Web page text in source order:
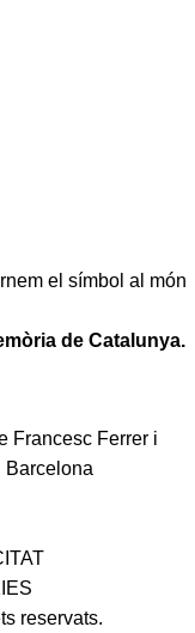
el símbol al món
de Catalunya.
Francesc Ferrer i
Barcelona
reservats.